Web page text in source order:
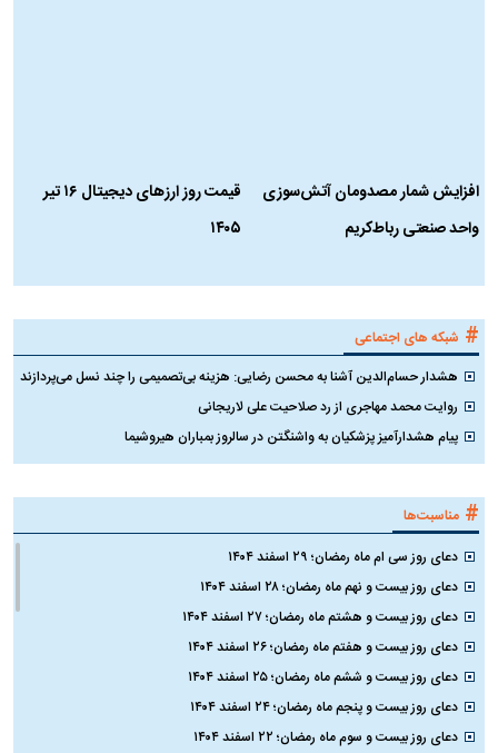
افزایش شمار مصدومان آتش‌سوزی
واحد صنعتی رباط‌کریم
قیمت روز ارز‌های دیجیتال ۱۶ تیر
۱۴۰۵
# شبکه های اجتماعی
هشدار حسام‌الدین آشنا به محسن رضایی: هزینه بی‌تصمیمی را چند نسل می‌پردازند
روایت محمد مهاجری از رد صلاحیت علی لاریجانی
پیام هشدارآمیز پزشکیان به واشنگتن در سالروز بمباران هیروشیما
# مناسبت‌ها
دعای روز سی ام ماه رمضان؛ ۲۹ اسفند ۱۴۰۴
دعای روز بیست و نهم ماه رمضان؛ ۲۸ اسفند ۱۴۰۴
دعای روز بیست و هشتم ماه رمضان؛ ۲۷ اسفند ۱۴۰۴
دعای روز بیست و هفتم ماه رمضان؛ ۲۶ اسفند ۱۴۰۴
دعای روز بیست و ششم ماه رمضان؛ ۲۵ اسفند ۱۴۰۴
دعای روز بیست و پنجم ماه رمضان؛ ۲۴ اسفند ۱۴۰۴
دعای روز بیست و سوم ماه رمضان؛ ۲۲ اسفند ۱۴۰۴